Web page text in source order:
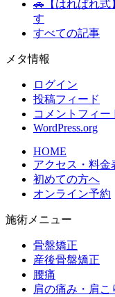
🚗【はればれ式
す
すべての記事
メタ情報
ログイン
投稿フィード
コメントフィー
WordPress.org
HOME
アクセス・料金
初めての方へ
オンライン予約
施術メニュー
骨盤矯正
産後骨盤矯正
腰痛
肩の痛み・肩こ